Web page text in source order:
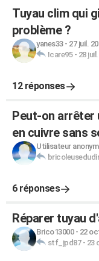
Tuyau clim qui
problème ?
yanes33- 27 juil.
Icare95- 28
12 réponses
Peut-on arrêter
en cuivre sans
Utilisateur
6 réponses
Réparer tuyau
Brico13000- 22
stf_jpd87- 23